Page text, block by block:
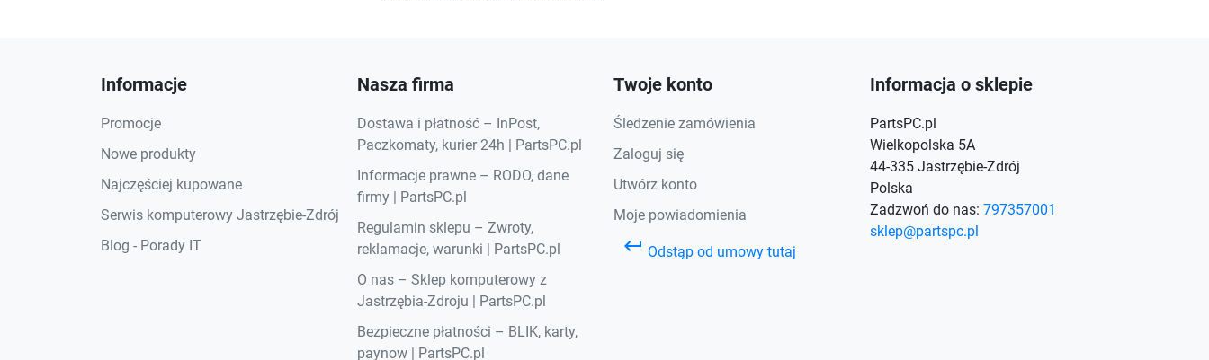
Informacje
Promocje
Nowe produkty
Najczęściej kupowane
Serwis komputerowy Jastrzębie-Zdrój
Blog - Porady IT
Nasza firma
Dostawa i płatność – InPost,
Paczkomaty, kurier 24h | PartsPC.pl
Informacje prawne – RODO, dane
firmy | PartsPC.pl
Regulamin sklepu – Zwroty,
reklamacje, warunki | PartsPC.pl
O nas – Sklep komputerowy z
Jastrzębia-Zdroju | PartsPC.pl
Bezpieczne płatności – BLIK, karty,
paynow | PartsPC.pl
Twoje konto
Śledzenie zamówienia
Zaloguj się
Utwórz konto
Moje powiadomienia
keyboard_return Odstąp od umowy tutaj
Informacja o sklepie
PartsPC.pl
Wielkopolska 5A
44-335 Jastrzębie-Zdrój
Polska
Zadzwoń do nas: 797357001
sklep@partspc.pl